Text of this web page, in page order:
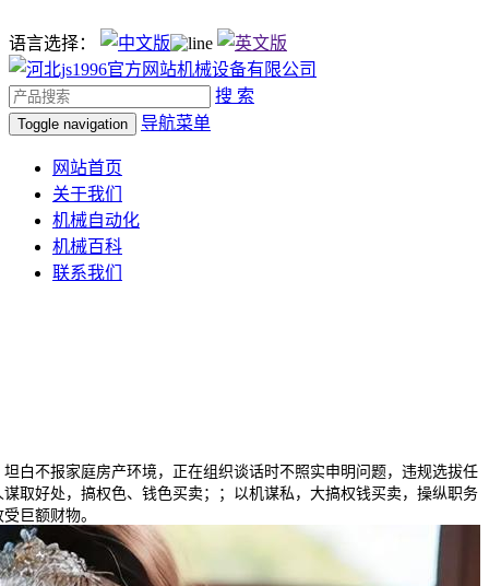
语言选择：
搜 索
Toggle navigation 导航菜单
网站首页
关于我们
机械自动化
机械百科
联系我们
不报家庭房产环境，正在组织谈话时不照实申明问题，违规选拔任
取好处，搞权色、钱色买卖；；以机谋私，大搞权钱买卖，操纵职务
巨额财物。